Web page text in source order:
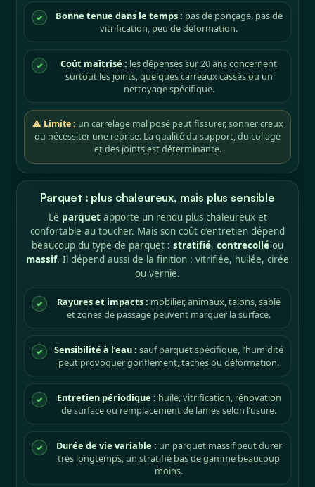
✓ Bonne tenue dans le temps : pas de ponçage, pas de
vitrification, peu de déformation.
✓ Coût maîtrisé : les dépenses sur 20 ans concernent
surtout les joints, quelques carreaux cassés ou un
nettoyage spécifique.
⚠ Limite : un carrelage mal posé peut fissurer, sonner creux
ou nécessiter une reprise. La qualité du support, du collage
et des joints est déterminante.
Parquet : plus chaleureux, mais plus sensible
Le parquetapporte un rendu plus chaleureux et
confortable au toucher. Mais son coût d’entretien dépend
beaucoup du type de parquet : stratifié, contrecollé ou
massif. Il dépend aussi de la finition : vitrifiée, huilée, cirée
ou vernie.
✓ Rayures et impacts : mobilier, animaux, talons, sable
et zones de passage peuvent marquer la surface.
✓ Sensibilité à l’eau : sauf parquet spécifique, l’humidité
peut provoquer gonflement, taches ou déformation.
✓ Entretien périodique : huile, vitrification, rénovation
de surface ou remplacement de lames selon l’usure.
✓ Durée de vie variable : un parquet massif peut durer
très longtemps, un stratifié bas de gamme beaucoup
moins.